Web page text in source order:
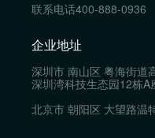
联系电话400-888-0936
企业地址
深圳市 南山区 粤海街道
深圳湾科技生态园12栋A
北京市 朝阳区 大望路温